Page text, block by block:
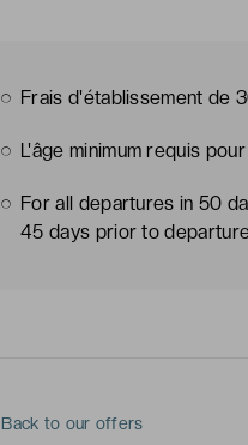
Frais d'établissement de
L'âge minimum requis
For all departures in 50
45 days prior to
Back to our offers